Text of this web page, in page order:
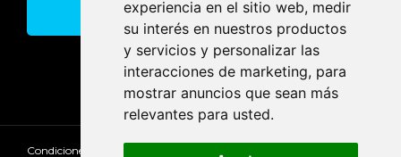
experiencia en el sitio web, medir
su interés en nuestros productos
y servicios y personalizar las
interacciones de marketing, para
mostrar anuncios que sean más
relevantes para usted.
Condiciones de cancelación